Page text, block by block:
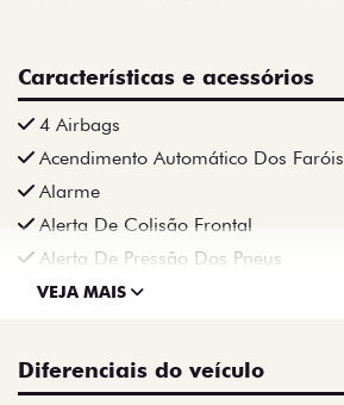
Características e acessórios
4 Airbags
Acendimento Automático Dos Faróis
Alarme
Alerta De Colisão Frontal
Alerta De Pressão Dos Pneus
VEJA MAIS
Diferenciais do veículo